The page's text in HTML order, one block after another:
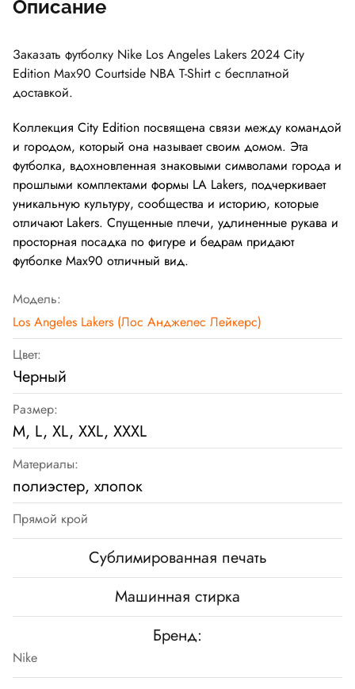
Описание
Заказать футболку Nike Los Angeles Lakers 2024 City
Edition Max90 Courtside NBA T-Shirt с бесплатной
доставкой.
Коллекция City Edition посвящена связи между командой
и городом, который она называет своим домом. Эта
футболка, вдохновленная знаковыми символами города и
прошлыми комплектами формы LA Lakers, подчеркивает
уникальную культуру, сообщества и историю, которые
отличают Lakers. Спущенные плечи, удлиненные рукава и
просторная посадка по фигуре и бедрам придают
футболке Max90 отличный вид.
Модель:
Los Angeles Lakers (Лос Анджелес Лейкерс)
Цвет:
Черный
Размер:
M, L, XL, XXL, XXXL
Материалы:
полиэстер, хлопок
Прямой крой
Сублимированная печать
Машинная стирка
Бренд:
Nike